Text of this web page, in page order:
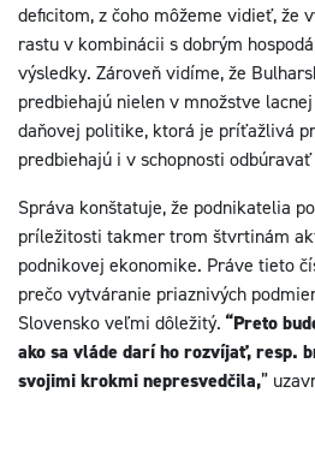
deficitom, z čoho môžeme vidieť, že
rastu v kombinácii s dobrým
výsledky. Zároveň vidíme, že
predbiehajú nielen v množstve
daňovej politike, ktorá je príťažlivá
predbiehajú i v schopnosti
Správa konštatuje, že podnikatelia
príležitosti takmer trom štvrtinám
podnikovej ekonomike. Práve tieto
prečo vytváranie priaznivých
Slovensko veľmi dôležitý. “Preto
ako sa vláde darí ho rozvíjať, resp.
svojimi krokmi nepresvedčila,”